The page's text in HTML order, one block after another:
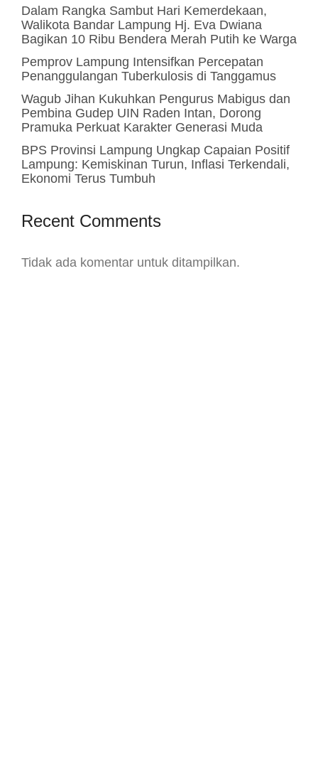
Dalam Rangka Sambut Hari Kemerdekaan,
Walikota Bandar Lampung Hj. Eva Dwiana
Bagikan 10 Ribu Bendera Merah Putih ke Warga
Pemprov Lampung Intensifkan Percepatan
Penanggulangan Tuberkulosis di Tanggamus
Wagub Jihan Kukuhkan Pengurus Mabigus dan
Pembina Gudep UIN Raden Intan, Dorong
Pramuka Perkuat Karakter Generasi Muda
BPS Provinsi Lampung Ungkap Capaian Positif
Lampung: Kemiskinan Turun, Inflasi Terkendali,
Ekonomi Terus Tumbuh
Recent Comments
Tidak ada komentar untuk ditampilkan.